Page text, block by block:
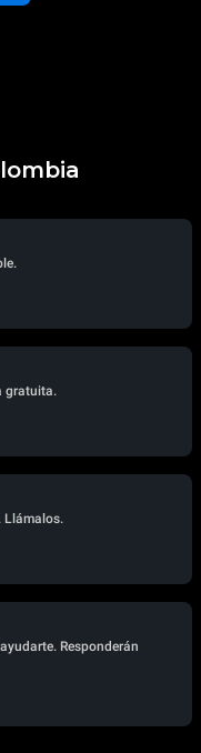
gratuita.
Llámalos.
Responderán